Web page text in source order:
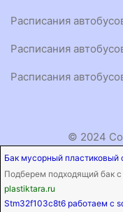
Расписания
Расписания
Расписания
© 2024
Бак мусорный пластиковый
Подберем подходящий бак
plastiktara.ru
Stm32f103c8t6 работаем с